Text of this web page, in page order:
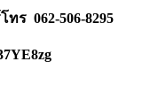
062-506-8295